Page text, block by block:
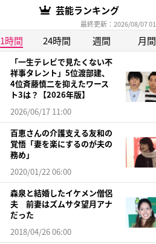
芸能ランキング
最終更新：2026/08/07
1時間 24時間 週間 月間
「一生テレビで見たくない不
祥事タレント」5位渡部建、
4位斉藤慎二を抑えたワース
ト3は？【2026年版】
2026/06/17 11:00
百恵さんの介護支える友和の
覚悟「妻を楽にするのが夫の
務め」
2020/01/22 06:00
森泉と結婚したイケメン僧侶
夫 前妻はズムサタ望月アナ
だった
2018/04/26 06:00